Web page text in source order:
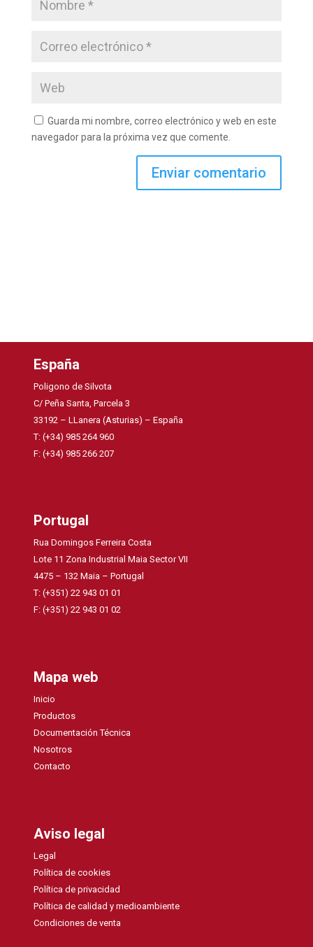
Guarda mi nombre, correo electrónico y web en este
navegador para la próxima vez que comente.
España
Poligono de Silvota
C/ Peña Santa, Parcela 3
33192 – LLanera (Asturias) – España
T: (+34) 985 264 960
F: (+34) 985 266 207
Portugal
Rua Domingos Ferreira Costa
Lote 11 Zona Industrial Maia Sector VII
4475 – 132 Maia – Portugal
T: (+351) 22 943 01 01
F: (+351) 22 943 01 02
Mapa web
Inicio
Productos
Documentación Técnica
Nosotros
Contacto
Aviso legal
Legal
Política de cookies
Política de privacidad
Política de calidad y medioambiente
Condiciones de venta